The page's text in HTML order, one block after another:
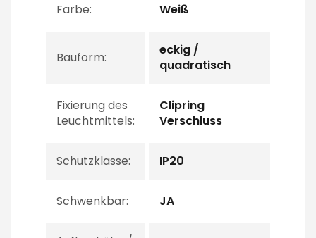
Farbe: Weiß
Bauform:
eckig /
quadratisch
Fixierung des
Leuchtmittels:
Clipring
Verschluss
Schutzklasse: IP20
Schwenkbar: JA